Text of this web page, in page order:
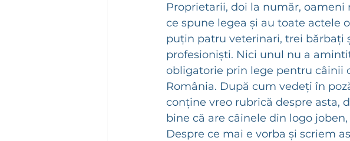
Proprietarii, doi la număr,
ce spune legea și au toate actele
puțin patru veterinari, trei bărbați
profesioniști. Nici unul nu a
obligatorie prin lege pentru câinii
România. După cum vedeți în
conține vreo rubrică despre asta,
bine că are câinele din logo
Despre ce mai e vorba și scriem